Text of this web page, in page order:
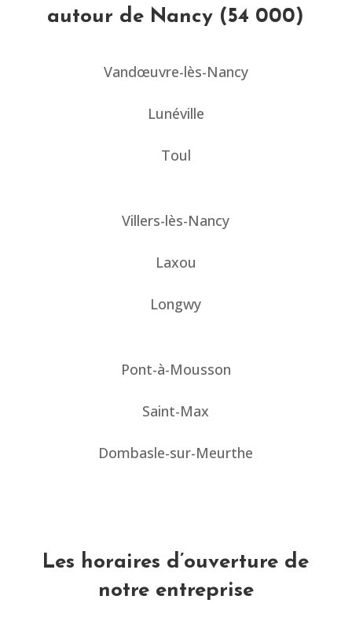
autour de Nancy (54 000)
Vandœuvre-lès-Nancy
Lunéville
Toul
Villers-lès-Nancy
Laxou
Longwy
Pont-à-Mousson
Saint-Max
Dombasle-sur-Meurthe
Les horaires d’ouverture de
notre entreprise